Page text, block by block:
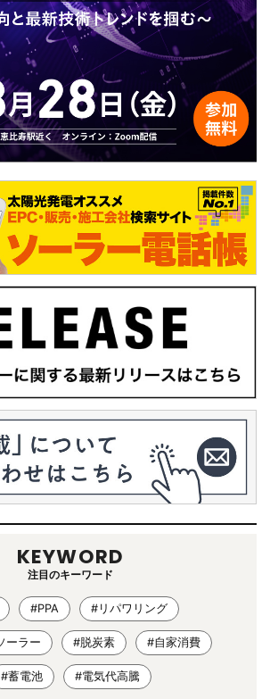
KEYWORD
注目のキーワード
#PPA #リパワリング
ーラー #脱炭素 #自家消費
#蓄電池 #電気代高騰